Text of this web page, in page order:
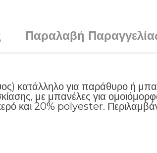
Παραλαβή
κατάλληλο για παράθυρο ή
με μπανέλες για
20% polyester. Περιλαμβάνει